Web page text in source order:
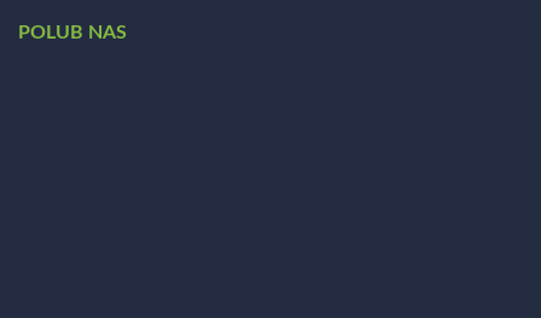
POLUB NAS